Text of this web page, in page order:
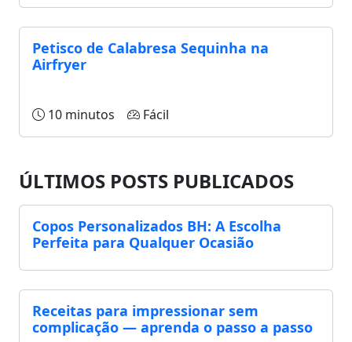
Petisco de Calabresa Sequinha na
Airfryer
10 minutos Fácil
ÚLTIMOS POSTS PUBLICADOS
Copos Personalizados BH: A Escolha
Perfeita para Qualquer Ocasião
Receitas para impressionar sem
complicação — aprenda o passo a passo